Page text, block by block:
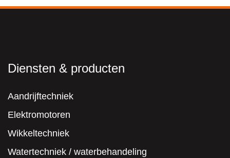
Diensten & producten
Aandrijftechniek
Elektromotoren
Wikkeltechniek
Watertechniek / waterbehandeling